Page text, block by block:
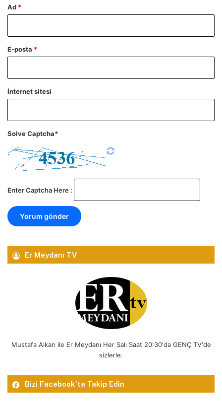
Ad *
E-posta *
İnternet sitesi
Solve Captcha*
Enter Captcha Here :
Er Meydanı TV
Mustafa Alkan ile Er Meydanı Her Salı Saat 20:30'da GENÇ TV'de
sizlerle.
Bizi Facebook’ta Takip Edin